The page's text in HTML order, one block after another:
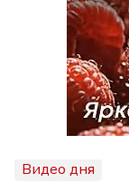
Видео дня